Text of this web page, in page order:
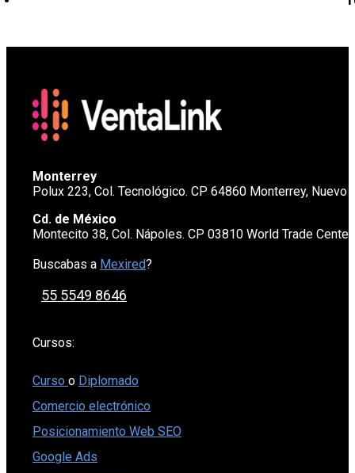
Monterrey
Polux 223, Col. Tecnológico. CP 64860 Monterrey, Nuevo
Cd. de México
Montecito 38, Col. Nápoles. CP 03810 World Trade
Buscabas a Mexired?
55 5549 8646
Cursos:
Curso o Diplomado
Comercio electrónico
Posicionamiento Web SEO
Google Ads